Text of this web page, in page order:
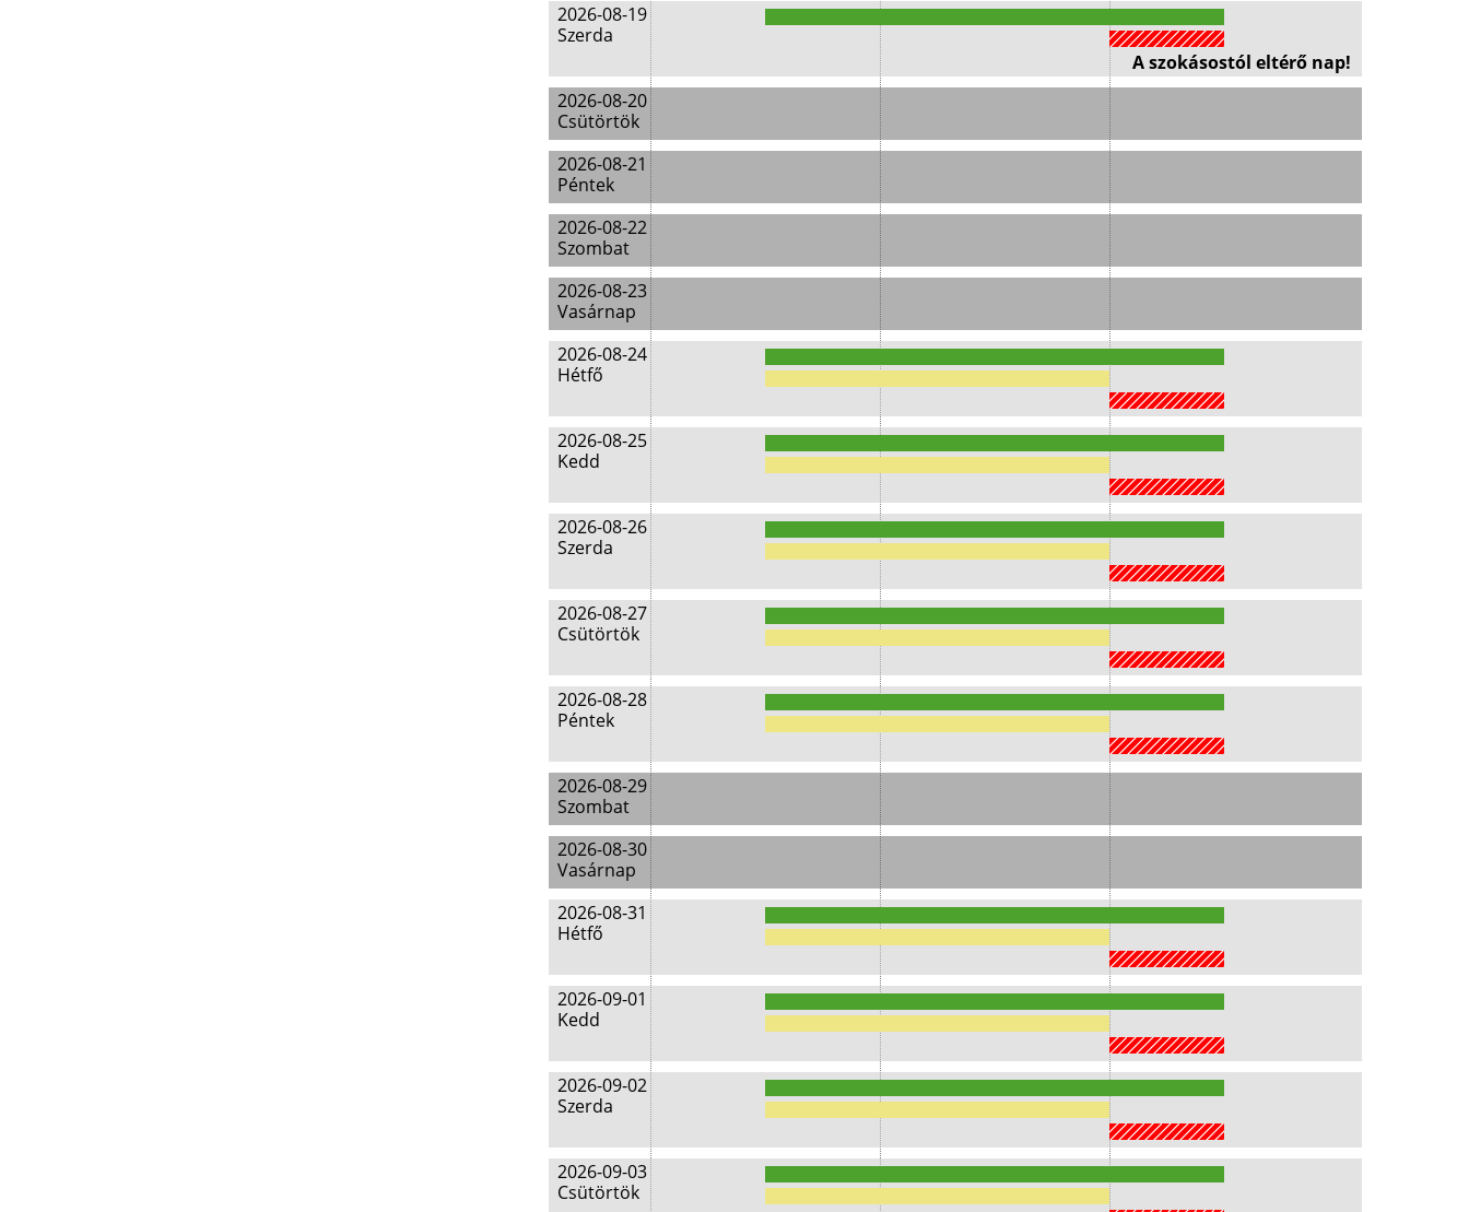
2026-08-19
Szerda
A szokásostól eltérő nap!
2026-08-20
Csütörtök
2026-08-21
Péntek
2026-08-22
Szombat
2026-08-23
Vasárnap
2026-08-24
Hétfő
2026-08-25
Kedd
2026-08-26
Szerda
2026-08-27
Csütörtök
2026-08-28
Péntek
2026-08-29
Szombat
2026-08-30
Vasárnap
2026-08-31
Hétfő
2026-09-01
Kedd
2026-09-02
Szerda
2026-09-03
Csütörtök